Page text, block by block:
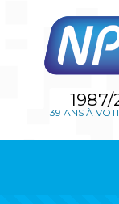
1987/
39 ANS À